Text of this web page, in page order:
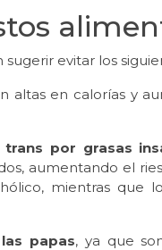
evitar los
altas en calorías y
por grasas
aumentando el
mientras que
papas, ya que